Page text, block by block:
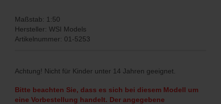
Maßstab: 1:50
Hersteller: WSI Models
Artikelnummer: 01-5253
Achtung! Nicht für Kinder unter 14 Jahren geeignet.
Bitte beachten Sie, dass es sich bei diesem Modell um
eine Vorbestellung handelt. Der angegebene